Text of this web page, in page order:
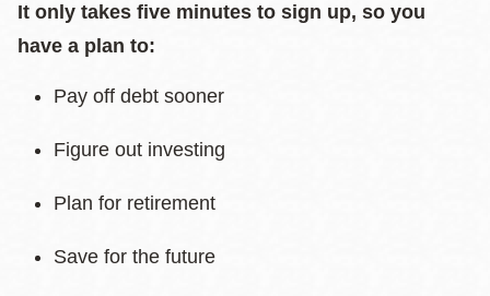
It only takes five minutes to sign up, so you
have a plan to:
Pay off debt sooner
Figure out investing
Plan for retirement
Save for the future